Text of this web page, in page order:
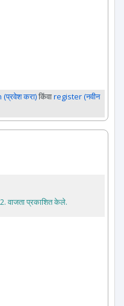
(प्रवेश करा)किंवाregister (नवीन
. वाजता प्रकाशित केले.